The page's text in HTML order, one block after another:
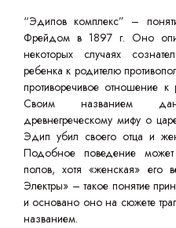
“Эдипов комплекс” –
Фрейдом в 1897 г. Оно
некоторых случаях
ребенка к родителю
противоречивое отношение
Своим названием
древнегреческому мифу о
Эдип убил своего отца и
Подобное поведение
полов, хотя «женская» его
Электры» – такое понятие
и основано оно на сюжете
названием.